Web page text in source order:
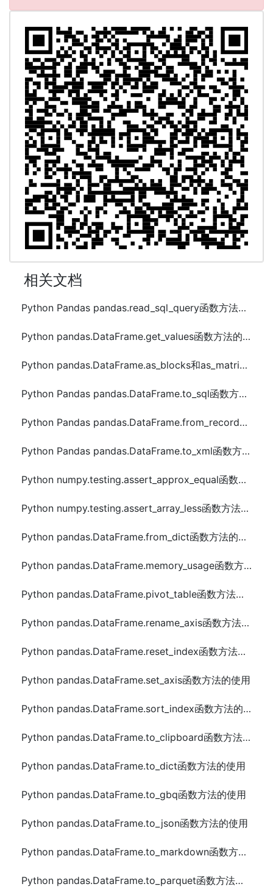
相关文档
Python Pandas pandas.read_sql_query函数方法的使用
Python pandas.DataFrame.get_values函数方法的使用
Python pandas.DataFrame.as_blocks和as_matrix函数方法的使用
Python Pandas pandas.DataFrame.to_sql函数方法的使用
Python Pandas pandas.DataFrame.from_records函数方法的使用
Python Pandas pandas.DataFrame.to_xml函数方法的使用
Python numpy.testing.assert_approx_equal函数方法的使用
Python numpy.testing.assert_array_less函数方法的使用
Python pandas.DataFrame.from_dict函数方法的使用
Python pandas.DataFrame.memory_usage函数方法的使用
Python pandas.DataFrame.pivot_table函数方法的使用
Python pandas.DataFrame.rename_axis函数方法的使用
Python pandas.DataFrame.reset_index函数方法的使用
Python pandas.DataFrame.set_axis函数方法的使用
Python pandas.DataFrame.sort_index函数方法的使用
Python pandas.DataFrame.to_clipboard函数方法的使用
Python pandas.DataFrame.to_dict函数方法的使用
Python pandas.DataFrame.to_gbq函数方法的使用
Python pandas.DataFrame.to_json函数方法的使用
Python pandas.DataFrame.to_markdown函数方法的使用
Python pandas.DataFrame.to_parquet函数方法的使用